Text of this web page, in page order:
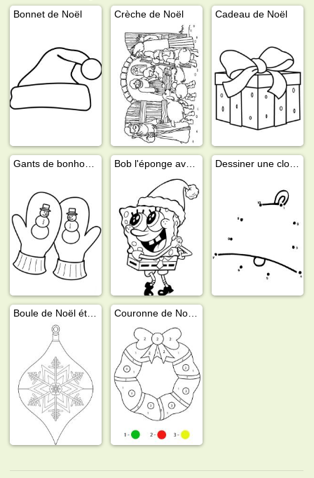
Bonnet de Noël Crèche de Noël Cadeau de Noël